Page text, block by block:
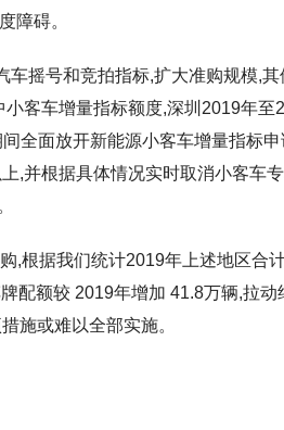
障碍。
摇号和竞拍指标,扩大准购规模,
客车增量指标额度,深圳2019年
全面放开新能源小客车增量指标
,并根据具体情况实时取消小客车
,根据我们统计2019年上述地区合
配额较 2019年增加 41.8万辆,拉
施或难以全部实施。